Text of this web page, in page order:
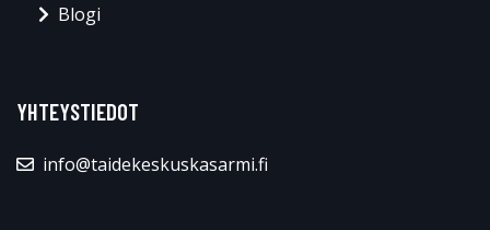
Blogi
YHTEYSTIEDOT
info@taidekeskuskasarmi.fi